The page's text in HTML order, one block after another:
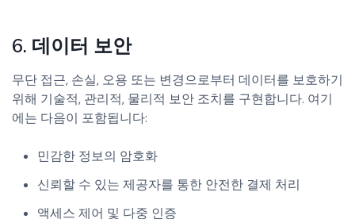
6. 데이터 보안
무단 접근, 손실, 오용 또는 변경으로부터 데이터를 보호하기
위해 기술적, 관리적, 물리적 보안 조치를 구현합니다. 여기
에는 다음이 포함됩니다:
민감한 정보의 암호화
신뢰할 수 있는 제공자를 통한 안전한 결제 처리
액세스 제어 및 다중 인증